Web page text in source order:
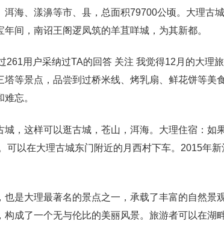
海、漾濞等市、县，总面积79700公顷。大理古
间，南诏王阁逻凤筑的羊苴咩城，为其新都。
261用户采纳过TA的回答 关注 我觉得12月的大理
等景点，品尝到过桥米线、烤乳扇、鲜花饼等美
忘。
城，这样可以逛古城，苍山，洱海。大理住宿：如
可以在大理古城东门附近的月西村下车。2015年
是大理最著名的景点之一，承载了丰富的自然景
构成了一个无与伦比的美丽风景。旅游者可以在湖